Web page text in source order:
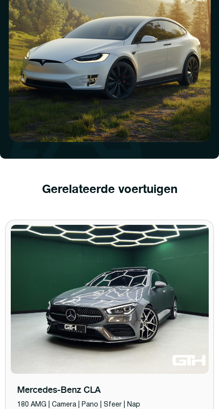
Gerelateerde voertuigen
Mercedes-Benz CLA
180 AMG | Camera | Pano | Sfeer | Nap